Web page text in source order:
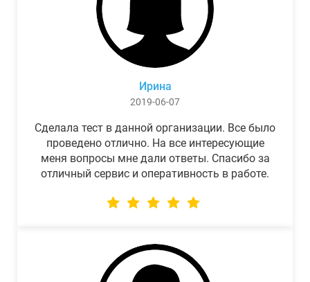
Ирина
2019-06-07
Сделала тест в данной организации. Все было
проведено отлично. На все интересующие
меня вопросы мне дали ответы. Спасибо за
отличный сервис и оперативность в работе.